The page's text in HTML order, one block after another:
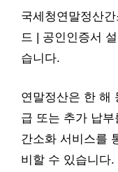
국세청연말정산
드 | 공인인증서
습니다.
연말정산은 한 해
급 또는 추가 납
간소화 서비스를
비할 수 있습니다.